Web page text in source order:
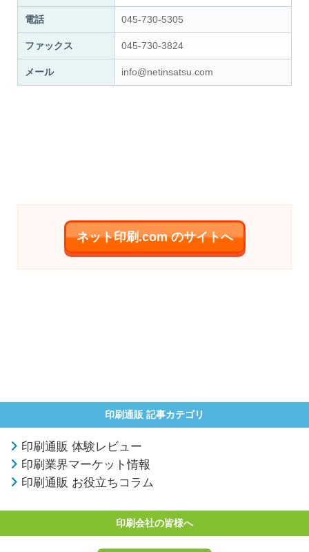
電話 045-730-5305
ファックス 045-730-3824
メール info@netinsatsu.com
ネット印刷.com のサイトへ
印刷通販 記事カテゴリ
印刷通販 体験レビュー
印刷業界マーケット情報
印刷通販 お役立ちコラム
印刷会社の皆様へ